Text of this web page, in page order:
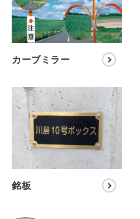
カーブミラー
銘板